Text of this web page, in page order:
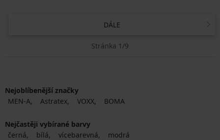
DÁLE
Stránka 1/9
Nejoblíbenější značky
MEN-A
Astratex VOXX BOMA
Nejčastěji vybírané barvy
černá
bílá vícebarevná modrá